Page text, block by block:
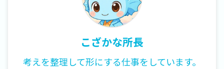
こざかな所長
考えを整理して形にする仕事をしています。